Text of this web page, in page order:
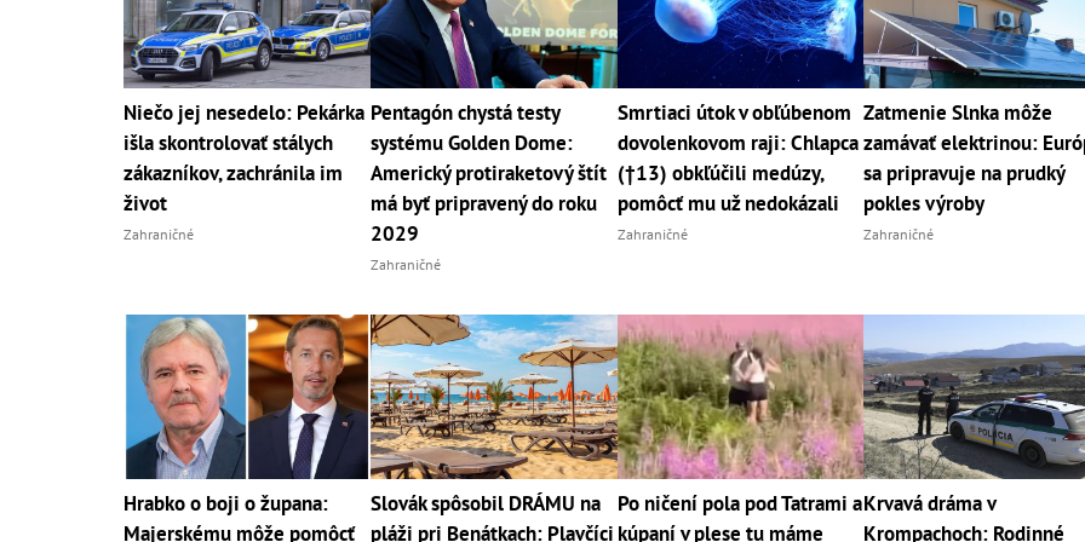
Niečo jej nesedelo: Pekárka
išla skontrolovať stálych
zákazníkov, zachránila im
život
Zahraničné
Pentagón chystá testy
systému Golden Dome:
Americký protiraketový štít
má byť pripravený do roku
2029
Zahraničné
Smrtiaci útok v obľúbenom
dovolenkovom raji: Chlapca
(†13) obkľúčili medúzy,
pomôcť mu už nedokázali
Zahraničné
Zatmenie Slnka môže
zamávať elektrinou:
sa pripravuje na prudký
pokles výroby
Zahraničné
Hrabko o boji o župana:
Majerskému môže pomôcť
Slovák spôsobil DRÁMU na
pláži pri Benátkach: Plavčíci
Po ničení pola pod Tatrami a
kúpaní v plese tu máme
Krvavá dráma v
Krompachoch: Rodinné